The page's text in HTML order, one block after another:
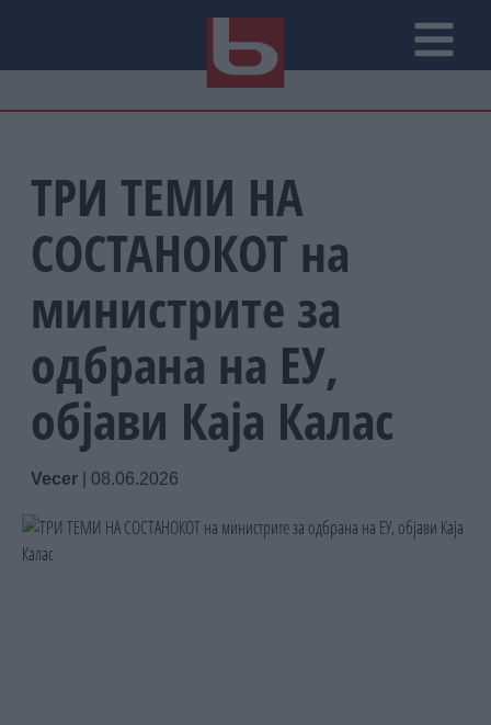
ТРИ ТЕМИ НА
СОСТАНОКОТ на
министрите за
одбрана на ЕУ,
објави Каја Калас
Vecer 08.06.2026